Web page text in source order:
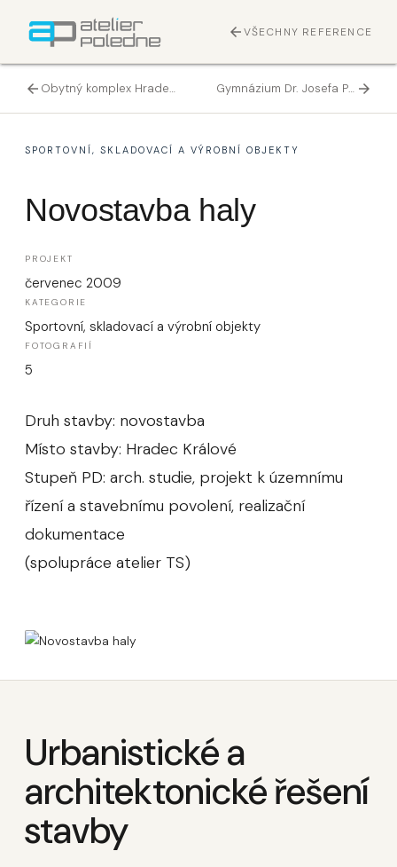
arrow_backVŠECHNY REFERENCE
arrow_back Obytný komplex Hradec Králové Gymnázium Dr. Josefa Pekaře - zpřístupnění školní budovy pro tělesně postižené arrow_forward
SPORTOVNÍ, SKLADOVACÍ A VÝROBNÍ OBJEKTY
Novostavba haly
PROJEKT
červenec 2009
KATEGORIE
Sportovní, skladovací a výrobní objekty
FOTOGRAFIÍ
5
Druh stavby: novostavba
Místo stavby: Hradec Králové
Stupeň PD: arch. studie, projekt k územnímu
řízení a stavebnímu povolení, realizační
dokumentace
(spolupráce atelier TS)
Urbanistické a
architektonické řešení
stavby